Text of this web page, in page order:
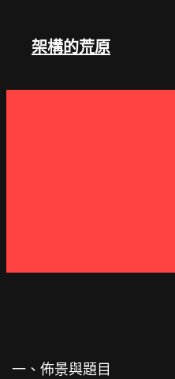
架構的荒原
一、佈景與題目